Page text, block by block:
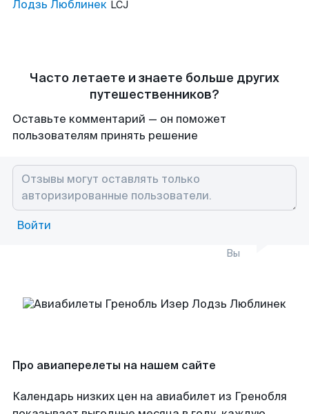
Лодзь Люблинек LCJ
Часто летаете и знаете больше других
путешественников?
Оставьте комментарий — он поможет
пользователям принять решение
Войти
Вы
Про авиаперелеты на нашем сайте
Календарь низких цен на авиабилет из Гренобля